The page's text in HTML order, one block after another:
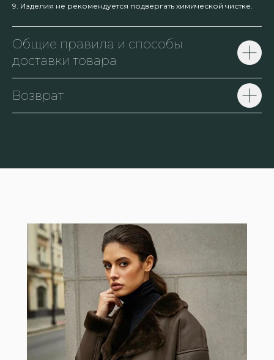
9. Изделия не рекомендуется подвергать химической чистке.
Общие правила и способы
доставки товара
Возврат